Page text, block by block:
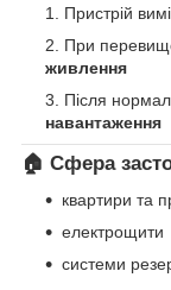
Пристрій
При
живлення
Після
навантаження
🏠 Сфера
квартири та
електрощити
системи